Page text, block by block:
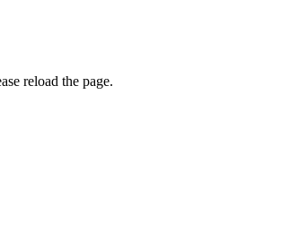
reload the page.